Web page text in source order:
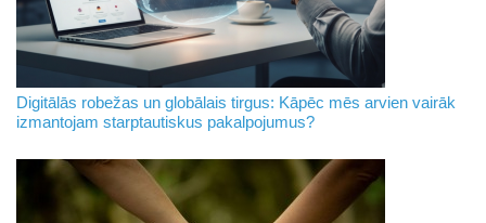
Digitālās robežas un globālais tirgus: Kāpēc mēs arvien vairāk
izmantojam starptautiskus pakalpojumus?